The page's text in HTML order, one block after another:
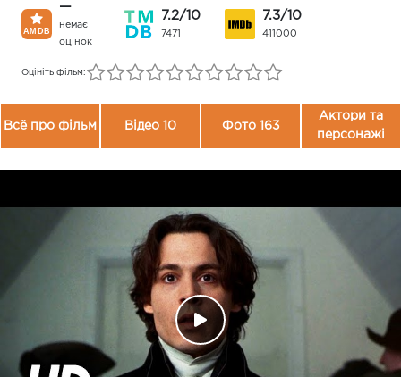
—
немає
оцінок
7.2/10
7471
7.3/10
411000
Оцініть фільм:
Всё про фільм Відео 10 Фото 163
Актори та
персонажі